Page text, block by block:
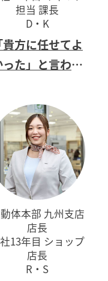
担当 課長
D・K
貴方に任せてよ
った」と言われ
ありたい
体本部 九州支店
店長
13年目 ショップ
店長
R・S